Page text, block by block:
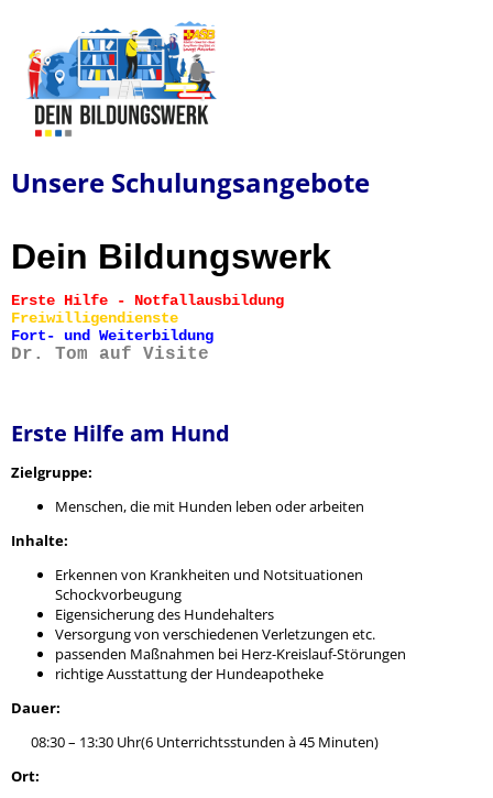
Unsere Schulungsangebote
Dein Bildungswerk
Erste Hilfe - Notfallausbildung
Freiwilligendienste
Fort- und Weiterbildung
Dr. Tom auf Visite
Erste Hilfe am Hund
Zielgruppe:
Menschen, die mit Hunden leben oder arbeiten
Inhalte:
Erkennen von Krankheiten und Notsituationen
Schockvorbeugung
Eigensicherung des Hundehalters
Versorgung von verschiedenen Verletzungen etc.
passenden Maßnahmen bei Herz-Kreislauf-Störungen
richtige Ausstattung der Hundeapotheke
Dauer:
08:30 – 13:30 Uhr(6 Unterrichtsstunden à 45 Minuten)
Ort: